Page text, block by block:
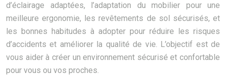
d’éclairage adaptées, l’adaptation du mobilier pour une
meilleure ergonomie, les revêtements de sol sécurisés, et
les bonnes habitudes à adopter pour réduire les risques
d’accidents et améliorer la qualité de vie. L’objectif est de
vous aider à créer un environnement sécurisé et confortable
pour vous ou vos proches.